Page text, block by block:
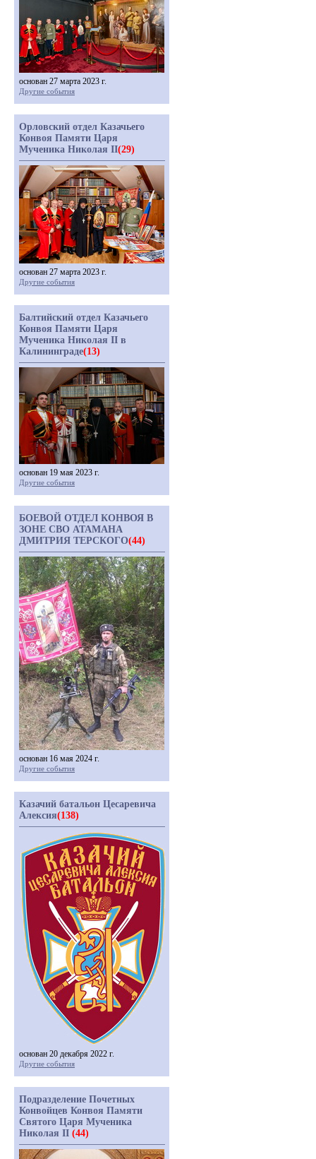
основан 27 марта 2023 г.
Другие события
Орловский отдел Казачьего
Конвоя Памяти Царя
Мученика Николая II(29)
основан 27 марта 2023 г.
Другие события
Балтийский отдел Казачьего
Конвоя Памяти Царя
Мученика Николая II в
Калининграде(13)
основан 19 мая 2023 г.
Другие события
БОЕВОЙ ОТДЕЛ КОНВОЯ В
ЗОНЕ СВО АТАМАНА
ДМИТРИЯ ТЕРСКОГО(44)
основан 16 мая 2024 г.
Другие события
Казачий батальон Цесаревича
Алексия(138)
основан 20 декабря 2022 г.
Другие события
Подразделение Почетных
Конвойцев Конвоя Памяти
Святого Царя Мученика
Николая II (44)